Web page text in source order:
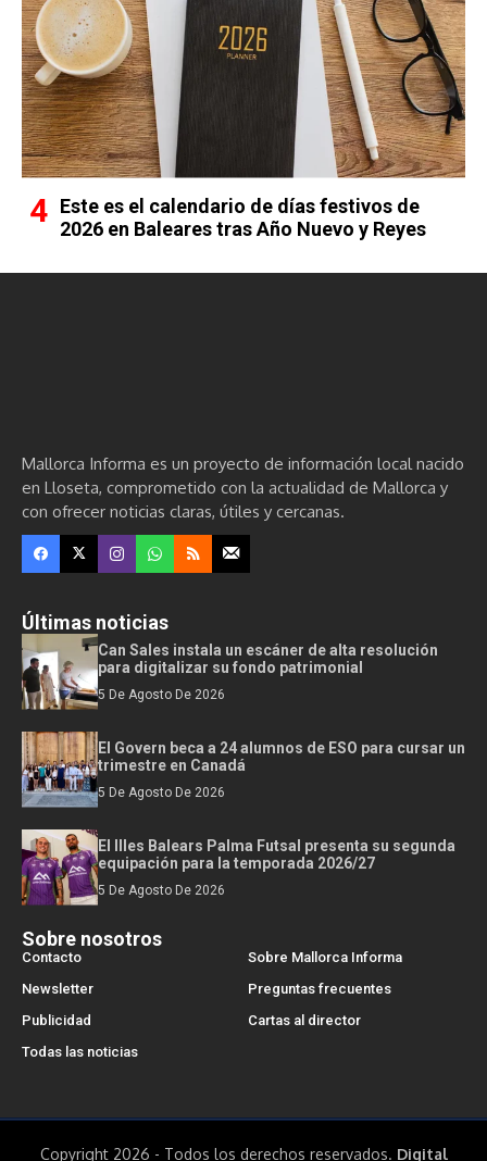
Este es el calendario de días festivos de
2026 en Baleares tras Año Nuevo y Reyes
Mallorca Informa es un proyecto de información local nacido
en Lloseta, comprometido con la actualidad de Mallorca y
con ofrecer noticias claras, útiles y cercanas.
Últimas noticias
Can Sales instala un escáner de alta resolución
para digitalizar su fondo patrimonial
5 De Agosto De 2026
El Govern beca a 24 alumnos de ESO para cursar un
trimestre en Canadá
5 De Agosto De 2026
El Illes Balears Palma Futsal presenta su segunda
equipación para la temporada 2026/27
5 De Agosto De 2026
Sobre nosotros
Contacto
Sobre Mallorca Informa
Newsletter
Preguntas frecuentes
Publicidad
Cartas al director
Todas las noticias
Copyright 2026 - Todos los derechos reservados. Digital